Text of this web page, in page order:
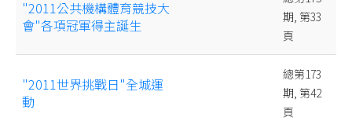
"2011公共機構體育競技大
會"各項冠軍得主誕生
期, 第33
頁
"2011世界挑戰日"全城運
動
總第173
期, 第42
頁